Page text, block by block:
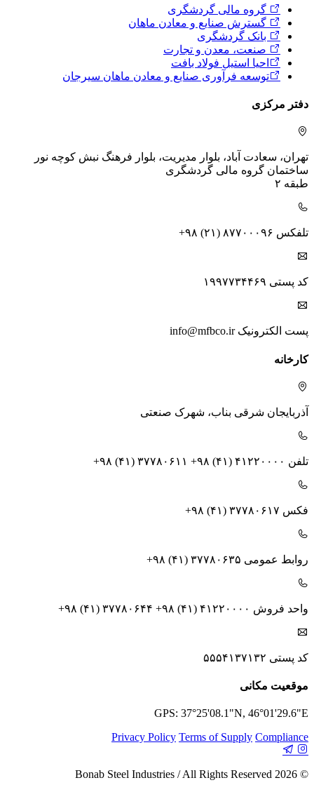
گروه مالی گردشگری
گسترش صنایع و معادن ماهان
بانک گردشگری
صنعت، معدن و تجارت
احیا استیل فولاد بافت
توسعه فرآوری صنایع و معادن ماهان سیرجان
دفتر مرکزی
تهران، سعادت آباد، بلوار مدیریت، بلوار فرهنگ نبش کوچه نور
ساختمان گروه مالی گردشگری
طبقه ۲
تلفکس +۹۸ (۲۱) ۸۷۷۰۰۰۹۶
کد پستی ۱۹۹۷۷۳۴۴۶۹
پست الکترونیک info@mfbco.ir
کارخانه
آذربایجان شرقی بناب، شهرک صنعتی
تلفن +۹۸ (۴۱) ۳۷۷۸۰۶۱۱ +۹۸ (۴۱) ۴۱۲۲۰۰۰۰
فکس +۹۸ (۴۱) ۳۷۷۸۰۶۱۷
روابط عمومی +۹۸ (۴۱) ۳۷۷۸۰۶۳۵
واحد فروش +۹۸ (۴۱) ۳۷۷۸۰۶۴۴ +۹۸ (۴۱) ۴۱۲۲۰۰۰۰
کد پستی ۵۵۵۴۱۳۷۱۳۲
موقعیت مکانی
GPS: 37°25'08.1"N, 46°01'29.6"E
Privacy Policy Terms of Supply Compliance
© 2026 Bonab Steel Industries / All Rights Reserved